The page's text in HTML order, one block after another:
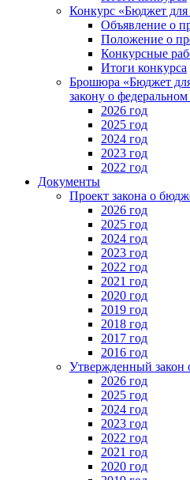
Конкурс «Бюджет
Объявление о
Положение о
Конкурсные
Итоги конкурса
Брошюра «Бюджет
закону о
2026 год
2025 год
2024 год
2023 год
2022 год
Документы
Проект закона о
2026 год
2025 год
2024 год
2023 год
2022 год
2021 год
2020 год
2019 год
2018 год
2017 год
2016 год
Утвержденный закон
2026 год
2025 год
2024 год
2023 год
2022 год
2021 год
2020 год